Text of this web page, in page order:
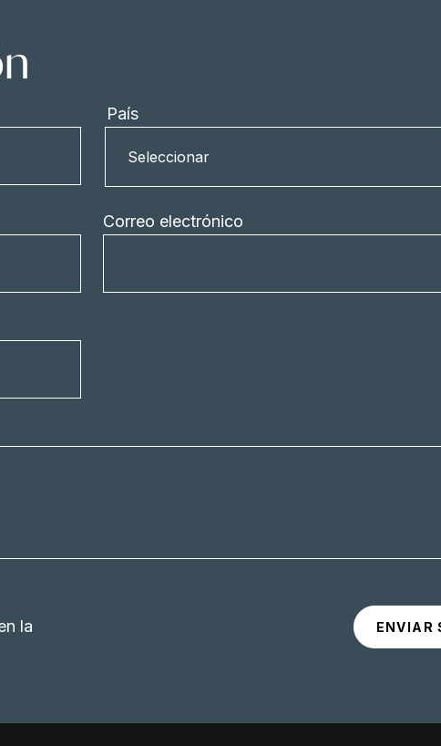
País
Seleccionar
Correo electrónico
la